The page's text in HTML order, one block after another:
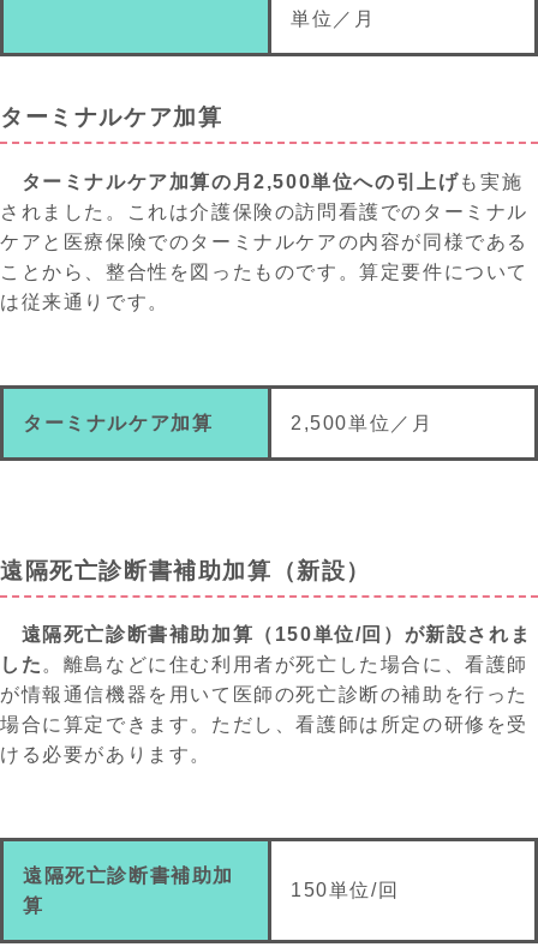
単位／月
ターミナルケア加算
ターミナルケア加算の月2,500単位への引上げも実施
されま した 。これは介護保険の訪問看護でのターミナル
ケアと医療保険でのターミナルケアの内容が同様である
ことから
、整合性を図ったものです。算定要件について
は従来通りです。
ターミナルケア加算 2,500単位／月
遠隔死亡診断書補助加算（新設）
遠隔死亡診断書補助加算（ 150単位/回） が新設されま
した。離島などに住む利用者が死亡した場合に、看護師
が情報通信機器を用いて医師の死亡診断の補助を行った
場合に算定できます。ただし、看護師は所定の研修を受
ける必要があります。
遠隔死亡診断書補助加
算
150単位/回